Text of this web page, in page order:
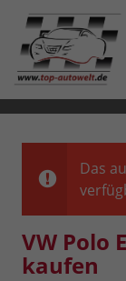
Das
VW Polo
kaufen